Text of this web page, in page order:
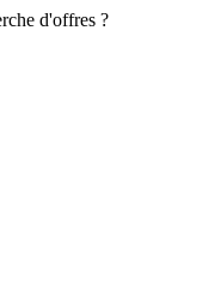
d'offres ?